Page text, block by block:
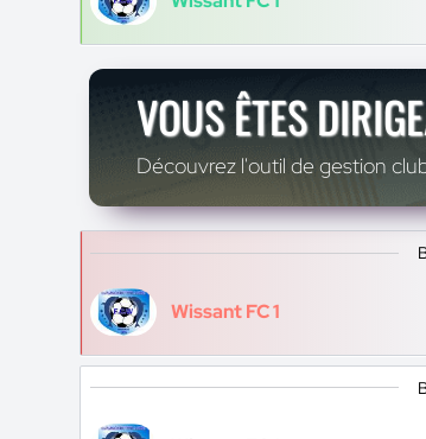
VOUS ÊTES
Découvrez l'outil de gestion
Wissant FC 1